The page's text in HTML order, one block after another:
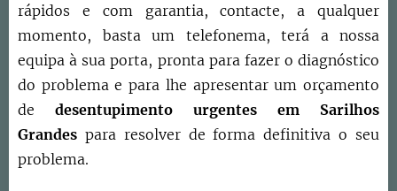
rápidos e com garantia, contacte, a qualquer
momento, basta um telefonema, terá a nossa
equipa à sua porta, pronta para fazer o diagnóstico
do problema e para lhe apresentar um orçamento
de desentupimento urgentes em Sarilhos
Grandes para resolver de forma definitiva o seu
problema.